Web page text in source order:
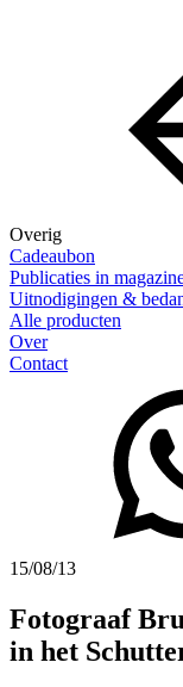
Overig
Cadeaubon
Publicaties in
Uitnodigingen &
Alle producten
Over
Contact
15/08/13
Fotograaf
in het